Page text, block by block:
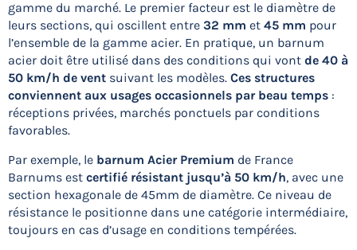
gamme du marché. Le premier facteur est le diamètre de
leurs sections, qui oscillent entre 32 mm et 45 mm pour
l’ensemble de la gamme acier. En pratique, un barnum
acier doit être utilisé dans des conditions qui vont de 40 à
50 km/h de vent suivant les modèles. Ces structures
conviennent aux usages occasionnels par beau temps :
réceptions privées, marchés ponctuels par conditions
favorables.
Par exemple, le barnum Acier Premium de France
Barnums est certifié résistant jusqu’à 50 km/h, avec une
section hexagonale de 45mm de diamètre. Ce niveau de
résistance le positionne dans une catégorie intermédiaire,
toujours en cas d’usage en conditions tempérées.